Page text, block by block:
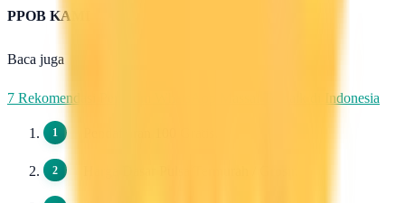
PPOB KAMI
Baca juga
7 Rekomendasi Pengirim WhatsApp Massal Terbaik di Indonesia